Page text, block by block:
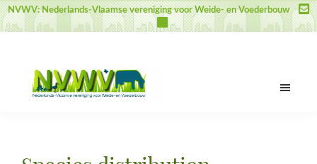
Door
naar
inhoud
Spring
naar
sidebar
Spring
naar
NVWV: Nederlands-Vlaamse vereniging voor Weide- en Voederbouw